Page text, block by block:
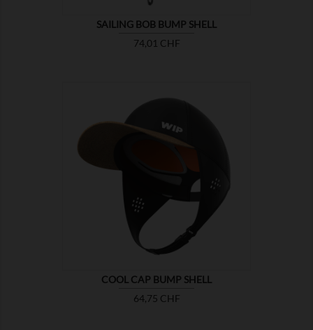
SAILING BOB BUMP SHELL
Preis
74,01 CHF
COOL CAP BUMP SHELL
Preis
64,75 CHF